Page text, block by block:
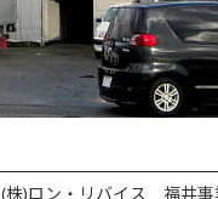
(株)ロン・リバイス 福井事